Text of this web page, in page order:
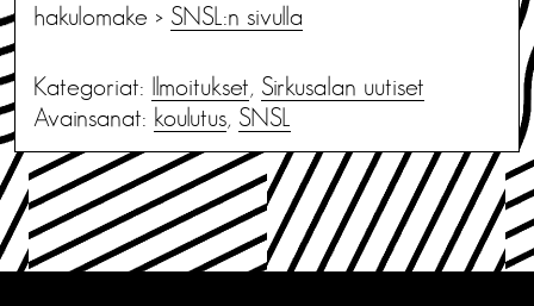
hakulomake > SNSL:n sivulla
Kategoriat: Ilmoitukset, Sirkusalan uutiset
Avainsanat: koulutus, SNSL